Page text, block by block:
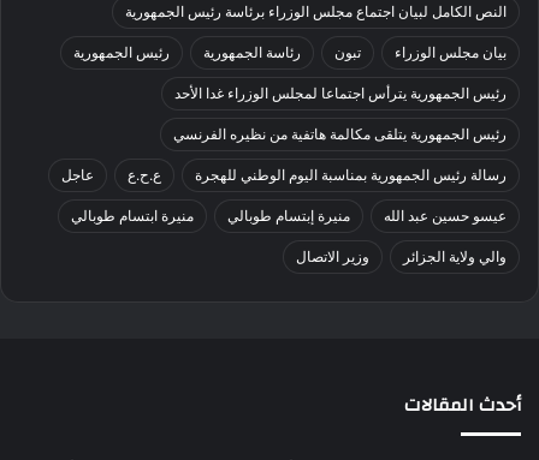
النص الكامل لبيان اجتماع مجلس الوزراء برئاسة رئيس الجمهورية
بيان مجلس الوزراء تبون رئاسة الجمهورية رئيس الجمهورية
رئيس الجمهورية يترأس اجتماعا لمجلس الوزراء غدا الأحد
رئيس الجمهورية يتلقى مكالمة هاتفية من نظيره الفرنسي
رسالة رئيس الجمهورية بمناسبة اليوم الوطني للهجرة ع.ح.ع عاجل
عيسو حسين عبد الله منيرة إبتسام طوبالي منيرة ابتسام طوبالي
والي ولاية الجزائر وزير الاتصال
أحدث المقالات